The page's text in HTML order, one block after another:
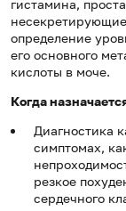
гистамина,
определение
его основного
кислоты в моче.
Когда назна
Диагностика
симптомах,
резкое
сердечного